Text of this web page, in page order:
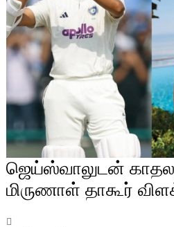
ஜெய்ஸ்வாலுடன்
மிருணாள் தாகூர்